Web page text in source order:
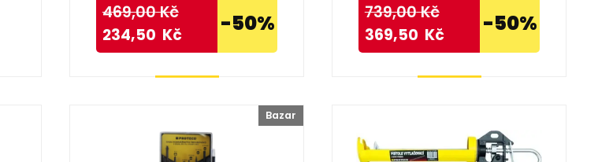
469,00Kč
234,50 Kč -50% 739,00Kč
369,50 Kč -50%
Bazar